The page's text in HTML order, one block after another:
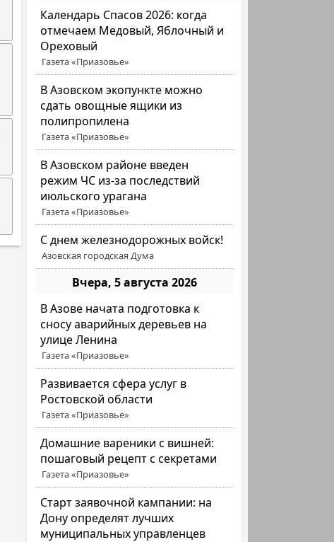
Календарь Спасов 2026: когда
отмечаем Медовый, Яблочный и
Ореховый
Газета «Приазовье»
В Азовском экопункте можно
сдать овощные ящики из
полипропилена
Газета «Приазовье»
В Азовском районе введен
режим ЧС из-за последствий
июльского урагана
Газета «Приазовье»
С днем железнодорожных войск!
Азовская городская Дума
Вчера, 5 августа 2026
В Азове начата подготовка к
сносу аварийных деревьев на
улице Ленина
Газета «Приазовье»
Развивается сфера услуг в
Ростовской области
Газета «Приазовье»
Домашние вареники с вишней:
пошаговый рецепт с секретами
Газета «Приазовье»
Старт заявочной кампании: на
Дону определят лучших
муниципальных управленцев